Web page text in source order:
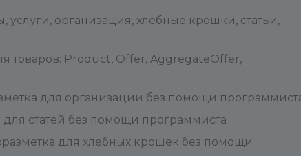
услуги, организация, хлебные крошки, статьи,
товаров: Product, Offer, AggregateOffer,
для организации без помощи
для статей без помощи программиста
для хлебных крошек без помощи